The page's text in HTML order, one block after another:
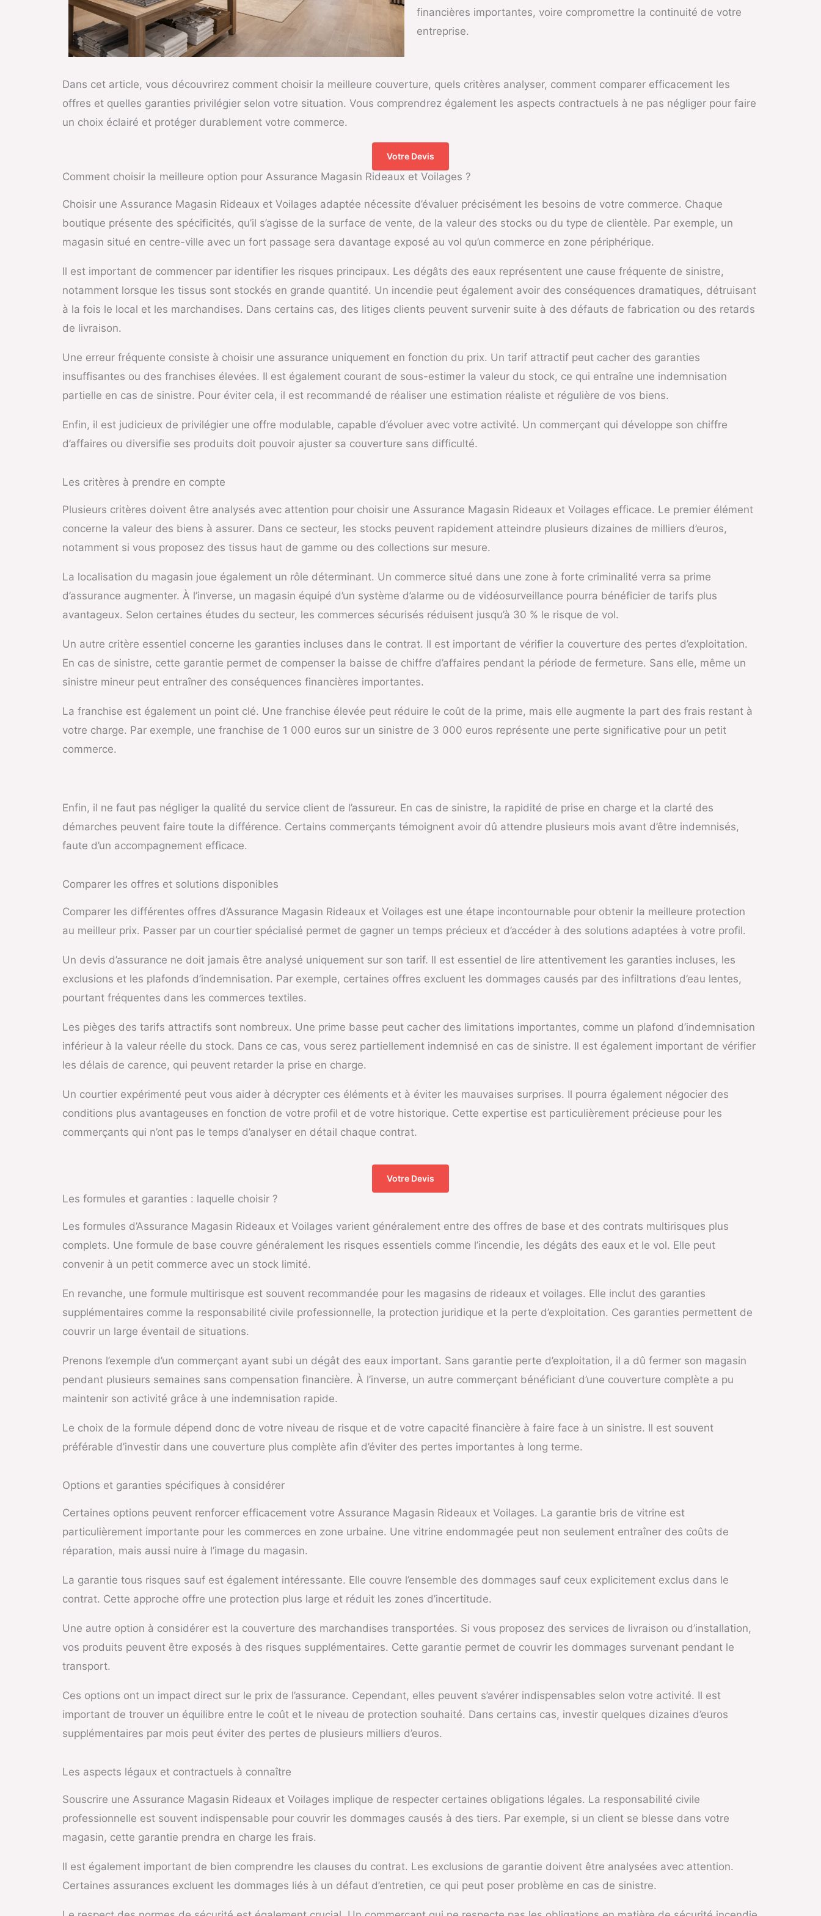
financières importantes, voire compromettre la continuité de votre
entreprise.
Dans cet article, vous découvrirez comment choisir la meilleure couverture, quels critères analyser, comment comparer efficacement les
offres et quelles garanties privilégier selon votre situation. Vous comprendrez également les aspects contractuels à ne pas négliger pour faire
un choix éclairé et protéger durablement votre commerce.
Votre Devis
Comment choisir la meilleure option pour Assurance Magasin Rideaux et Voilages ?
Choisir une Assurance Magasin Rideaux et Voilages adaptée nécessite d’évaluer précisément les besoins de votre commerce. Chaque
boutique présente des spécificités, qu’il s’agisse de la surface de vente, de la valeur des stocks ou du type de clientèle. Par exemple, un
magasin situé en centre-ville avec un fort passage sera davantage exposé au vol qu’un commerce en zone périphérique.
Il est important de commencer par identifier les risques principaux. Les dégâts des eaux représentent une cause fréquente de sinistre,
notamment lorsque les tissus sont stockés en grande quantité. Un incendie peut également avoir des conséquences dramatiques, détruisant
à la fois le local et les marchandises. Dans certains cas, des litiges clients peuvent survenir suite à des défauts de fabrication ou des retards
de livraison.
Une erreur fréquente consiste à choisir une assurance uniquement en fonction du prix. Un tarif attractif peut cacher des garanties
insuffisantes ou des franchises élevées. Il est également courant de sous-estimer la valeur du stock, ce qui entraîne une indemnisation
partielle en cas de sinistre. Pour éviter cela, il est recommandé de réaliser une estimation réaliste et régulière de vos biens.
Enfin, il est judicieux de privilégier une offre modulable, capable d’évoluer avec votre activité. Un commerçant qui développe son chiffre
d’affaires ou diversifie ses produits doit pouvoir ajuster sa couverture sans difficulté.
Les critères à prendre en compte
Plusieurs critères doivent être analysés avec attention pour choisir une Assurance Magasin Rideaux et Voilages efficace. Le premier élément
concerne la valeur des biens à assurer. Dans ce secteur, les stocks peuvent rapidement atteindre plusieurs dizaines de milliers d’euros,
notamment si vous proposez des tissus haut de gamme ou des collections sur mesure.
La localisation du magasin joue également un rôle déterminant. Un commerce situé dans une zone à forte criminalité verra sa prime
d’assurance augmenter. À l’inverse, un magasin équipé d’un système d’alarme ou de vidéosurveillance pourra bénéficier de tarifs plus
avantageux. Selon certaines études du secteur, les commerces sécurisés réduisent jusqu’à 30 % le risque de vol.
Un autre critère essentiel concerne les garanties incluses dans le contrat. Il est important de vérifier la couverture des pertes d’exploitation.
En cas de sinistre, cette garantie permet de compenser la baisse de chiffre d’affaires pendant la période de fermeture. Sans elle, même un
sinistre mineur peut entraîner des conséquences financières importantes.
La franchise est également un point clé. Une franchise élevée peut réduire le coût de la prime, mais elle augmente la part des frais restant à
votre charge. Par exemple, une franchise de 1 000 euros sur un sinistre de 3 000 euros représente une perte significative pour un petit
commerce.
Enfin, il ne faut pas négliger la qualité du service client de l’assureur. En cas de sinistre, la rapidité de prise en charge et la clarté des
démarches peuvent faire toute la différence. Certains commerçants témoignent avoir dû attendre plusieurs mois avant d’être indemnisés,
faute d’un accompagnement efficace.
Comparer les offres et solutions disponibles
Comparer les différentes offres d’Assurance Magasin Rideaux et Voilages est une étape incontournable pour obtenir la meilleure protection
au meilleur prix. Passer par un courtier spécialisé permet de gagner un temps précieux et d’accéder à des solutions adaptées à votre profil.
Un devis d’assurance ne doit jamais être analysé uniquement sur son tarif. Il est essentiel de lire attentivement les garanties incluses, les
exclusions et les plafonds d’indemnisation. Par exemple, certaines offres excluent les dommages causés par des infiltrations d’eau lentes,
pourtant fréquentes dans les commerces textiles.
Les pièges des tarifs attractifs sont nombreux. Une prime basse peut cacher des limitations importantes, comme un plafond d’indemnisation
inférieur à la valeur réelle du stock. Dans ce cas, vous serez partiellement indemnisé en cas de sinistre. Il est également important de vérifier
les délais de carence, qui peuvent retarder la prise en charge.
Un courtier expérimenté peut vous aider à décrypter ces éléments et à éviter les mauvaises surprises. Il pourra également négocier des
conditions plus avantageuses en fonction de votre profil et de votre historique. Cette expertise est particulièrement précieuse pour les
commerçants qui n’ont pas le temps d’analyser en détail chaque contrat.
Votre Devis
Les formules et garanties : laquelle choisir ?
Les formules d’Assurance Magasin Rideaux et Voilages varient généralement entre des offres de base et des contrats multirisques plus
complets. Une formule de base couvre généralement les risques essentiels comme l’incendie, les dégâts des eaux et le vol. Elle peut
convenir à un petit commerce avec un stock limité.
En revanche, une formule multirisque est souvent recommandée pour les magasins de rideaux et voilages. Elle inclut des garanties
supplémentaires comme la responsabilité civile professionnelle, la protection juridique et la perte d’exploitation. Ces garanties permettent de
couvrir un large éventail de situations.
Prenons l’exemple d’un commerçant ayant subi un dégât des eaux important. Sans garantie perte d’exploitation, il a dû fermer son magasin
pendant plusieurs semaines sans compensation financière. À l’inverse, un autre commerçant bénéficiant d’une couverture complète a pu
maintenir son activité grâce à une indemnisation rapide.
Le choix de la formule dépend donc de votre niveau de risque et de votre capacité financière à faire face à un sinistre. Il est souvent
préférable d’investir dans une couverture plus complète afin d’éviter des pertes importantes à long terme.
Options et garanties spécifiques à considérer
Certaines options peuvent renforcer efficacement votre Assurance Magasin Rideaux et Voilages. La garantie bris de vitrine est
particulièrement importante pour les commerces en zone urbaine. Une vitrine endommagée peut non seulement entraîner des coûts de
réparation, mais aussi nuire à l’image du magasin.
La garantie tous risques sauf est également intéressante. Elle couvre l’ensemble des dommages sauf ceux explicitement exclus dans le
contrat. Cette approche offre une protection plus large et réduit les zones d’incertitude.
Une autre option à considérer est la couverture des marchandises transportées. Si vous proposez des services de livraison ou d’installation,
vos produits peuvent être exposés à des risques supplémentaires. Cette garantie permet de couvrir les dommages survenant pendant le
transport.
Ces options ont un impact direct sur le prix de l’assurance. Cependant, elles peuvent s’avérer indispensables selon votre activité. Il est
important de trouver un équilibre entre le coût et le niveau de protection souhaité. Dans certains cas, investir quelques dizaines d’euros
supplémentaires par mois peut éviter des pertes de plusieurs milliers d’euros.
Les aspects légaux et contractuels à connaître
Souscrire une Assurance Magasin Rideaux et Voilages implique de respecter certaines obligations légales. La responsabilité civile
professionnelle est souvent indispensable pour couvrir les dommages causés à des tiers. Par exemple, si un client se blesse dans votre
magasin, cette garantie prendra en charge les frais.
Il est également important de bien comprendre les clauses du contrat. Les exclusions de garantie doivent être analysées avec attention.
Certaines assurances excluent les dommages liés à un défaut d’entretien, ce qui peut poser problème en cas de sinistre.